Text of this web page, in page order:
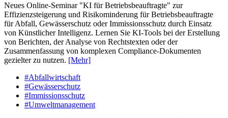
Neues Online-Seminar "KI für Betriebsbeauftragte" zur
Effizienzsteigerung und Risikominderung für Betriebsbeauftragte
für Abfall, Gewässerschutz oder Immissionsschutz durch Einsatz
von Künstlicher Intelligenz. Lernen Sie KI-Tools bei der Erstellung
von Berichten, der Analyse von Rechtstexten oder der
Zusammenfassung von komplexen Compliance-Dokumenten
gezielter zu nutzen. [Mehr]
#Abfallwirtschaft
#Gewässerschutz
#Immissionsschutz
#Umweltmanagement